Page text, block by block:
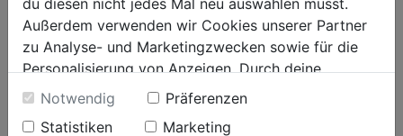
Stichsägeblätter
Produktinformationen
du diesen nicht jedes Mal neu auswählen musst.
Außerdem verwenden wir Cookies unserer Partner
zu Analyse- und Marketingzwecken sowie für die
Personalisierung von Anzeigen. Durch deine
Einwilligung werden die Daten von Drittanbieter,
unter anderem auch in den USA, verarbeitet.
Notwendig
Präferenzen
Statistiken
Marketing